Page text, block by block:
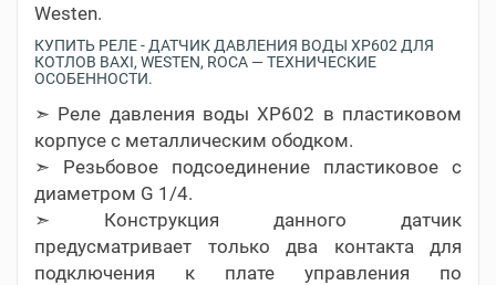
Westen.
КУПИТЬ РЕЛЕ - ДАТЧИК ДАВЛЕНИЯ ВОДЫ XP602 ДЛЯ
КОТЛОВ BAXI, WESTEN, ROCA — ТЕХНИЧЕСКИЕ
ОСОБЕННОСТИ.
➣ Реле давления воды ХР602 в пластиковом
корпусе с металлическим ободком.
➣ Резьбовое подсоединение пластиковое с
диаметром G 1/4.
➣ Конструкция данного датчик
предусматривает только два контакта для
подключения к плате управления по